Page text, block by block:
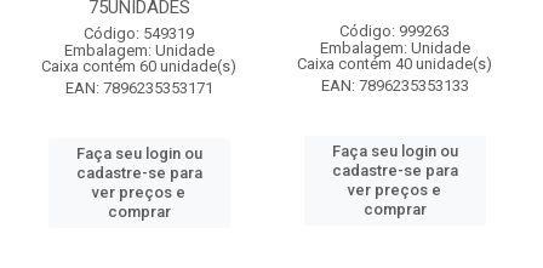
75UNIDADES
Código: 549319
Embalagem: Unidade
Caixa contém 60 unidade(s)
EAN: 7896235353171
Faça seu login ou
cadastre-se para
ver preços e
comprar
Código: 999263
Embalagem: Unidade
Caixa contém 40 unidade(s)
EAN: 7896235353133
Faça seu login ou
cadastre-se para
ver preços e
comprar